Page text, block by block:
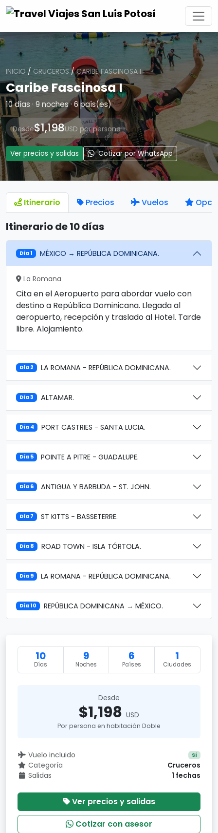
INICIO / CRUCEROS/CARIBE FASCINOSA I
Caribe Fascinosa I
10 días · 9 noches · 6 país(es)
Desde$1,198USD por persona
Ver precios y salidas Cotizar por WhatsApp
Itinerario Precios Vuelos
Itinerario de 10 días
Día 1 MÉXICO → REPÚBLICA DOMINICANA.
La Romana
Cita en el Aeropuerto para abordar vuelo con
destino a República Dominicana. Llegada al
aeropuerto, recepción y traslado al Hotel. Tarde
libre. Alojamiento.
Día 2 LA ROMANA - REPÚBLICA DOMINICANA.
Día 3 ALTAMAR.
Día 4 PORT CASTRIES - SANTA LUCIA.
Día 5 POINTE A PITRE - GUADALUPE.
Día 6 ANTIGUA Y BARBUDA - ST. JOHN.
Día 7 ST KITTS - BASSETERRE.
Día 8 ROAD TOWN - ISLA TÓRTOLA.
Día 9 LA ROMANA - REPÚBLICA DOMINICANA.
Día 10 REPÚBLICA DOMINICANA → MÉXICO.
10
Días
9
Noches
6
Países
1
Ciudades
Desde
$1,198 USD
Por persona en habitación Doble
Vuelo incluido Sí
Categoría
Cruceros
Salidas
1 fechas
Ver precios y salidas
Cotizar con asesor